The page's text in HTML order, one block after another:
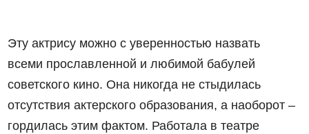
Эту актрису можно с уверенностью назвать
всеми прославленной и любимой бабулей
советского кино. Она никогда не стыдилась
отсутствия актерского образования, а наоборот –
гордилась этим фактом. Работала в театре